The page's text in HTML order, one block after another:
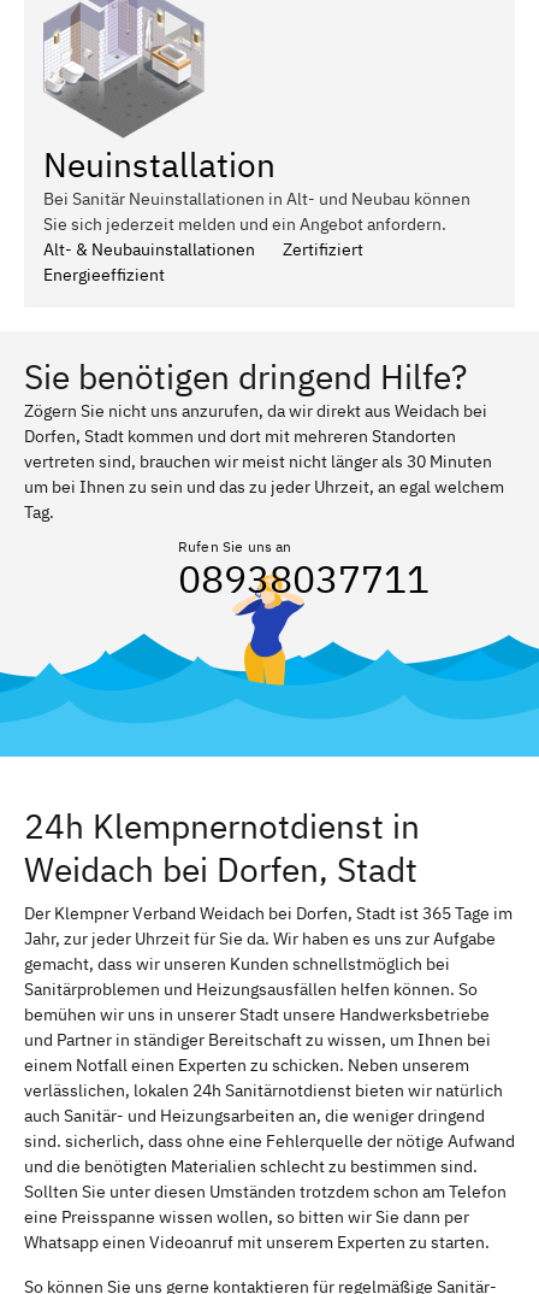
Neuinstallation
Bei Sanitär Neuinstallationen in Alt- und Neubau können
Sie sich jederzeit melden und ein Angebot anfordern.
Alt- & Neubauinstallationen
Zertifiziert
Energieeffizient
Sie benötigen dringend Hilfe?
Zögern Sie nicht uns anzurufen, da wir direkt aus Weidach bei
Dorfen, Stadt kommen und dort mit mehreren Standorten
vertreten sind, brauchen wir meist nicht länger als 30 Minuten
um bei Ihnen zu sein und das zu jeder Uhrzeit, an egal welchem
Tag.
Rufen Sie uns an
08938037711
24h Klempnernotdienst in
Weidach bei Dorfen, Stadt
Der Klempner Verband Weidach bei Dorfen, Stadt ist 365 Tage im
Jahr, zur jeder Uhrzeit für Sie da. Wir haben es uns zur Aufgabe
gemacht, dass wir unseren Kunden schnellstmöglich bei
Sanitärproblemen und Heizungsausfällen helfen können. So
bemühen wir uns in unserer Stadt unsere Handwerksbetriebe
und Partner in ständiger Bereitschaft zu wissen, um Ihnen bei
einem Notfall einen Experten zu schicken. Neben unserem
verlässlichen, lokalen 24h Sanitärnotdienst bieten wir natürlich
auch Sanitär- und Heizungsarbeiten an, die weniger dringend
sind. sicherlich, dass ohne eine Fehlerquelle der nötige Aufwand
und die benötigten Materialien schlecht zu bestimmen sind.
Sollten Sie unter diesen Umständen trotzdem schon am Telefon
eine Preisspanne wissen wollen, so bitten wir Sie dann per
Whatsapp einen Videoanruf mit unserem Experten zu starten.
So können Sie uns gerne kontaktieren für regelmäßige Sanitär-